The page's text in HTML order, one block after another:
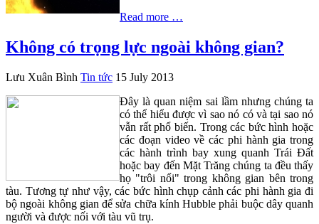
Read more …
Không có trọng lực ngoài không gian?
Lưu Xuân Bình Tin tức 15 July 2013
Đây là quan niệm sai lầm nhưng chúng ta
có thể hiểu được vì sao nó có và tại sao nó
vẫn rất phổ biến. Trong các bức hình hoặc
các đoạn video về các phi hành gia trong
các hành trình bay xung quanh Trái Đất
hoặc bay đến Mặt Trăng chúng ta đều thấy
họ "trôi nổi" trong không gian bên trong
tàu. Tương tự như vậy, các bức hình chụp cảnh các phi hành gia đi
bộ ngoài không gian để sửa chữa kính Hubble phải buộc dây quanh
người và được nối với tàu vũ trụ.